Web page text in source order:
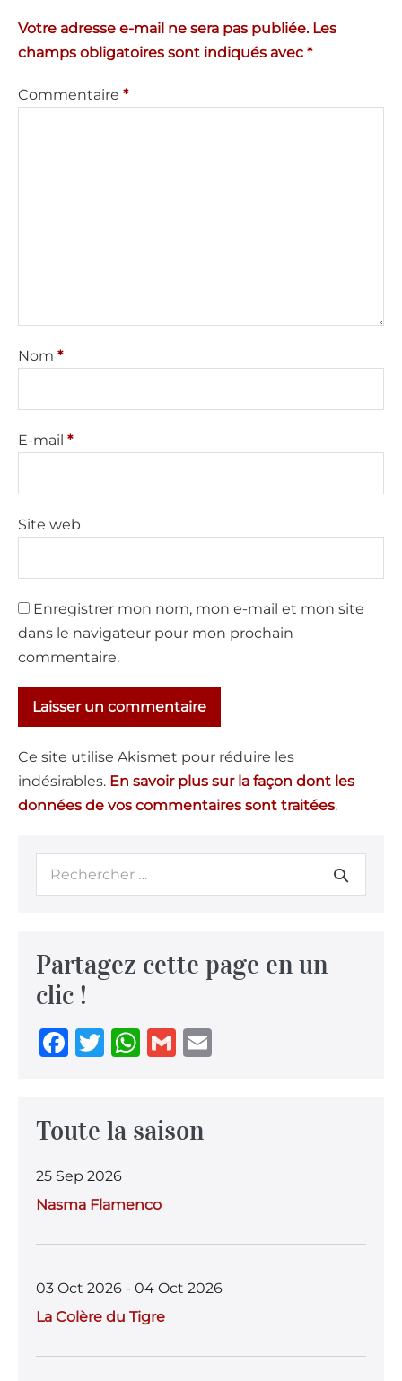
Votre adresse e-mail ne sera pas publiée. Les
champs obligatoires sont indiqués avec *
Commentaire *
Nom *
E-mail *
Site web
Enregistrer mon nom, mon e-mail et mon site
dans le navigateur pour mon prochain
commentaire.
Ce site utilise Akismet pour réduire les
indésirables. En savoir plus sur la façon dont les
données de vos commentaires sont traitées.
Partagez cette page en un
clic !
F
e
o
o
k
T
te
W
s
p
G
l
Toute la saison
25 Sep 2026
Nasma Flamenco
03 Oct 2026 - 04 Oct 2026
La Colère du Tigre